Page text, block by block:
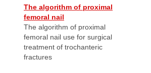
The algorithm of proximal
femoral nail
The algorithm of proximal
femoral nail use for surgical
treatment of trochanteric
fractures